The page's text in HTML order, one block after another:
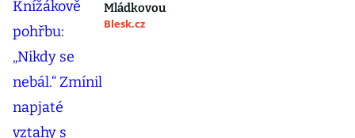
Mládkovou
Blesk.cz